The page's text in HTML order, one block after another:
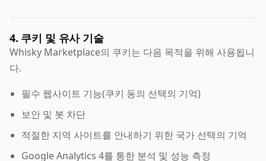
4. 쿠키 및 유사 기술
Whisky Marketplace의 쿠키는 다음 목적을 위해 사용됩니
다.
필수 웹사이트 기능(쿠키 동의 선택의 기억)
보안 및 봇 차단
적절한 지역 사이트를 안내하기 위한 국가 선택의 기억
Google Analytics 4를 통한 분석 및 성능 측정